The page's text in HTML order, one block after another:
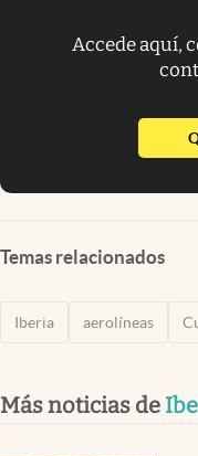
Accede aquí,
Temas relacionados
Iberia aerolíneas
Más noticias de